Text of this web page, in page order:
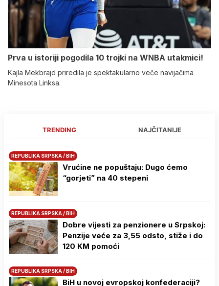
Prva u istoriji pogodila 10 trojki na WNBA utakmici!
Kajla Mekbrajd priredila je spektakularno veče navijačima
Minesota Linksa.
TRENDING NAJČITANIJE
REPUBLIKA SRPSKA / BIH
Vrućine ne popuštaju: Dugo ćemo
“gorjeti” na 40 stepeni
REPUBLIKA SRPSKA / BIH
Dobre vijesti za penzionere u Srpskoj:
Penzije veće za 3,55 odsto, stiže i do
120 KM pomoći
REPUBLIKA SRPSKA / BIH
BiH u novoj evropskoj konfederaciji?